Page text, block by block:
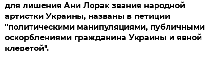
для лишения Ани Лорак звания народной
артистки Украины, названы в петиции
"политическими манипуляциями, публичными
оскорблениями гражданина Украины и явной
клеветой".